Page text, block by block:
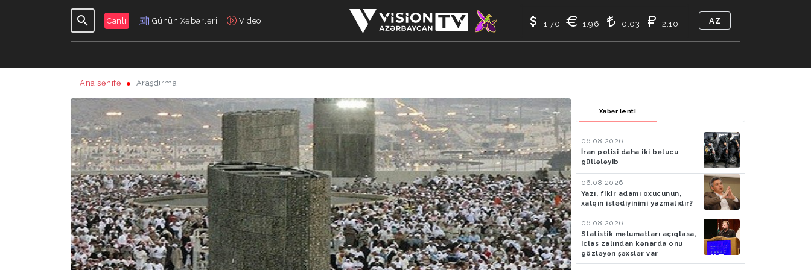
Canlı Günün Xəbərləri Video
GÜNDƏLIK
1.70 1.96 0.03 2.10 AZ
Ana səhifə Araşdırma
Xəbər lenti
06.08.2026
İran polisi daha iki bəlucu
güllələyib
06.08.2026
Yazı, fikir adamı oxucunun,
xalqın istədiyinimi yazmalıdır?
06.08.2026
Statistik məlumatları açıqlasa,
iclas zalından kənarda onu
gözləyən şəxslər var